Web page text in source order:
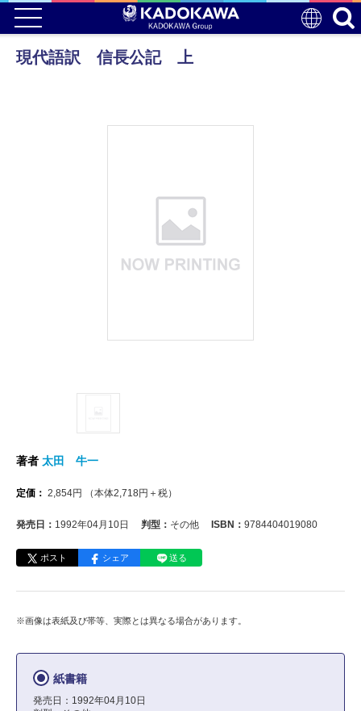
現代語訳 信長公記 上
著者 太田 牛一
定価： 2,854円 （本体2,718円＋税）
発売日： 1992年04月10日 判型： その他 ISBN： 9784404019080
ポスト シェア 送る
※画像は表紙及び帯等、実際とは異なる場合があります。
紙書籍
発売日：1992年04月10日